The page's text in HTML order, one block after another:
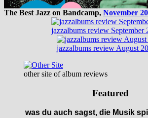
The Best Jazz on Bandcamp, November
jazzalbums review September
jazzalbums review August
other site of album reviews
Featured
was du auch sagst, die Musik